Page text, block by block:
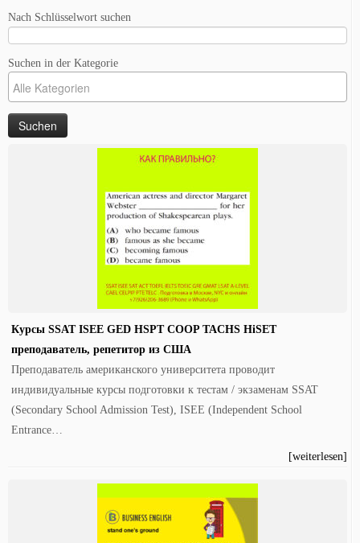
Nach Schlüsselwort suchen
Suchen in der Kategorie
Курсы SSAT ISEE GED HSPT COOP TACHS HiSET
преподаватель, репетитор из США
Преподаватель американского университета проводит
индивидуальные курсы подготовки к тестам / экзаменам SSAT
(Secondary School Admission Test), ISEE (Independent School
Entrance…
[weiterlesen]